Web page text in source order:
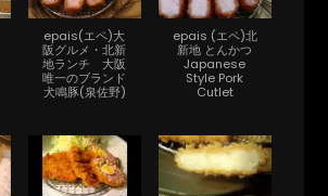
epais(エペ)大
阪グルメ・北新
地ランチ 大阪
唯一のブランド
犬鳴豚(泉佐野)
epais (エペ)北
新地 とんかつ
Japanese
Style Pork
Cutlet